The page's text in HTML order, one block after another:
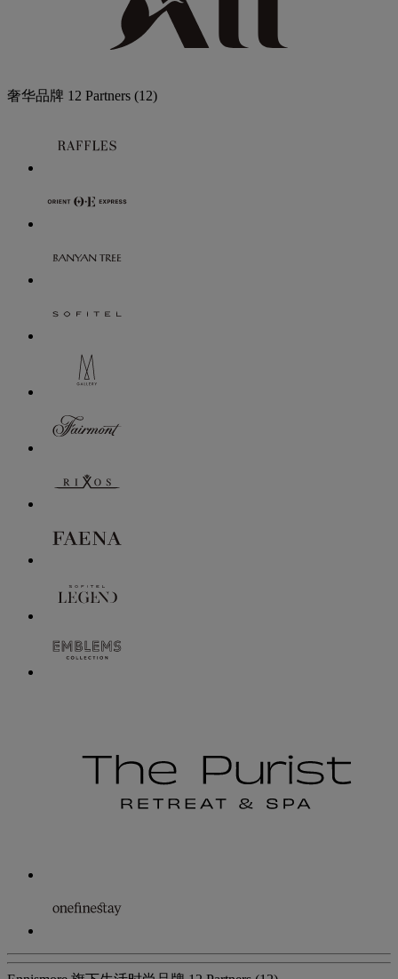
奢华品牌 12 Partners (12)